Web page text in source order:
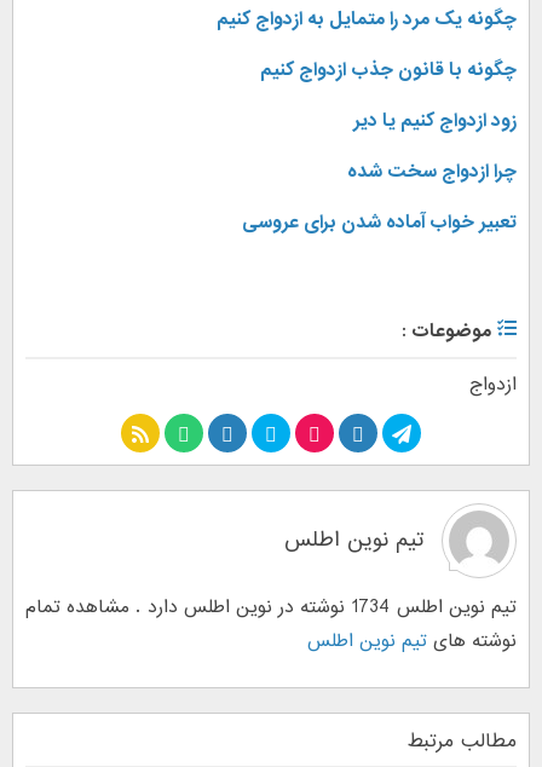
چگونه یک مرد را متمایل به ازدواج کنیم
چگونه با قانون جذب ازدواج کنیم
زود ازدواج کنیم یا دیر
چرا ازدواج سخت شده
تعبیر خواب آماده شدن برای عروسی
موضوعات :
ازدواج
تیم نوین اطلس
تیم نوین اطلس 1734 نوشته در نوین اطلس دارد . مشاهده تمام
نوشته های تیم نوین اطلس
مطالب مرتبط